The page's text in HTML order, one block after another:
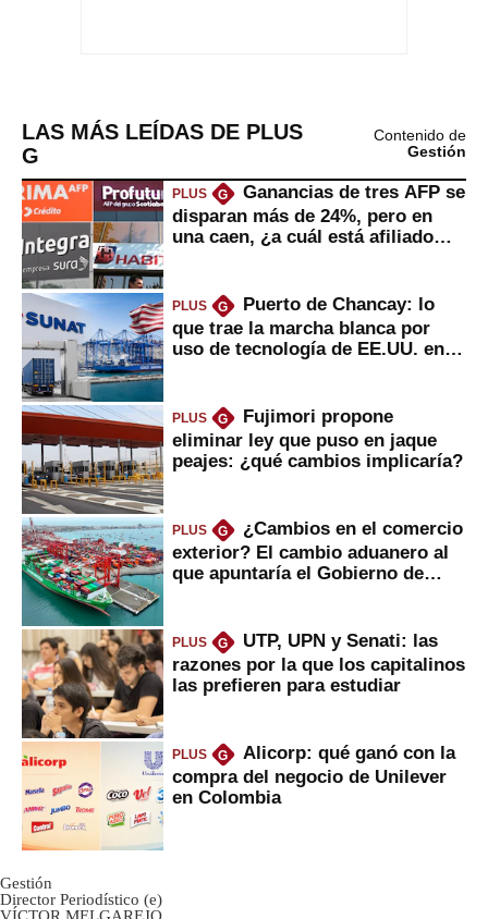
LAS MÁS LEÍDAS DE PLUS
G
Contenido de
Gestión
PLUS G
Ganancias de tres AFP se
disparan más de 24%, pero en
una caen, ¿a cuál está afiliado
PLUS G
Puerto de Chancay: lo
que trae la marcha blanca por
uso de tecnología de EE.UU. en
PLUS G
Fujimori propone
eliminar ley que puso en jaque
peajes: ¿qué cambios implicaría?
PLUS G
¿Cambios en el comercio
exterior? El cambio aduanero al
que apuntaría el Gobierno de
PLUS G
UTP, UPN y Senati: las
razones por la que los capitalinos
las prefieren para estudiar
PLUS G
Alicorp: qué ganó con la
compra del negocio de Unilever
en Colombia
Gestión
Director Periodístico (e)